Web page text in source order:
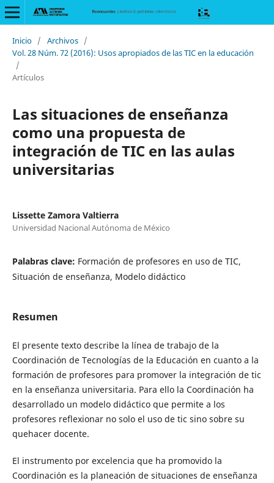
Inicio / Archivos /
Vol. 28 Núm. 72 (2016): Usos apropiados de las TIC en la educación
/
Artículos
Las situaciones de enseñanza
como una propuesta de
integración de TIC en las aulas
universitarias
Lissette Zamora Valtierra
Universidad Nacional Autónoma de México
Palabras clave: Formación de profesores en uso de TIC,
Situación de enseñanza, Modelo didáctico
Resumen
El presente texto describe la línea de trabajo de la
Coordinación de Tecnologías de la Educación en cuanto a la
formación de profesores para promover la integración de tic
en la enseñanza universitaria. Para ello la Coordinación ha
desarrollado un modelo didáctico que permite a los
profesores reflexionar no solo el uso de tic sino sobre su
quehacer docente.
El instrumento por excelencia que ha promovido la
Coordinación es la planeación de situaciones de enseñanza